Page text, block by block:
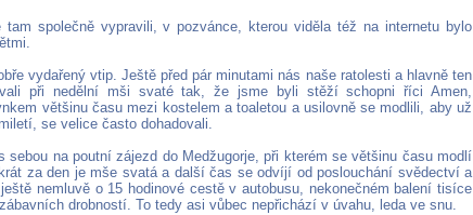
tam společně vypravili, v pozvánce, kterou viděla též na internetu bylo
vydařený vtip. Ještě před pár minutami nás naše ratolesti a hlavně ten
při nedělní mši svaté tak, že jsme byli stěží schopni říci Amen,
většinu času mezi kostelem a toaletou a usilovně se modlili, aby už
se velice často dohadovali.
na poutní zájezd do Medžugorje, při kterém se většinu času modlí
za den je mše svatá a další čas se odvíjí od poslouchání svědectví a
nemluvě o 15 hodinové cestě v autobusu, nekonečném balení tisíce
drobností. To tedy asi vůbec nepřichází v úvahu, leda ve snu.